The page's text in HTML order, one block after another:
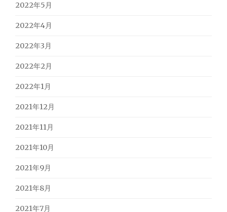
2022年5月
2022年4月
2022年3月
2022年2月
2022年1月
2021年12月
2021年11月
2021年10月
2021年9月
2021年8月
2021年7月